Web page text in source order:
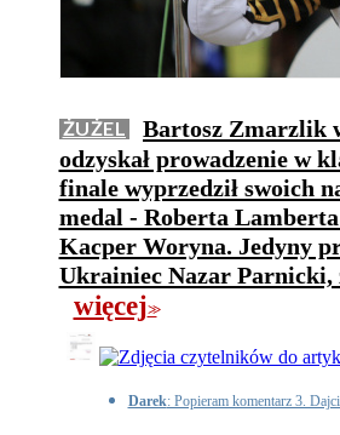
ŻUŻEL
Bartosz Zmarzlik
odzyskał prowadzenie w
finale wyprzedził swoich
medal - Roberta
Kacper Woryna. Jedyny
Ukrainiec Nazar Parnicki,
więcej>>
Darek: Popieram komentarz 3.